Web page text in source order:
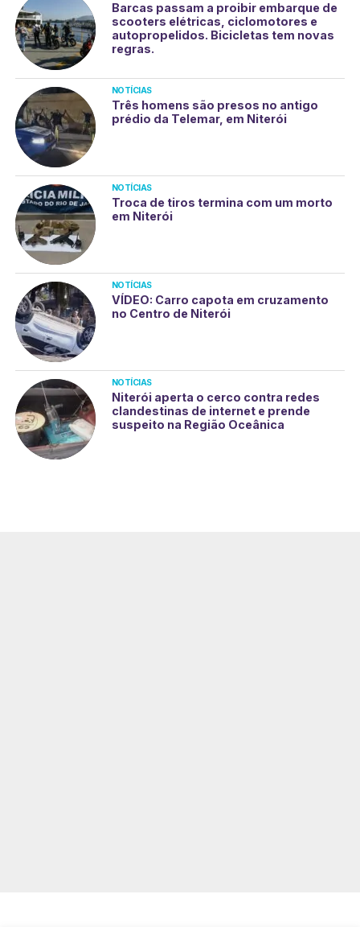
Barcas passam a proibir embarque de
scooters elétricas, ciclomotores e
autopropelidos. Bicicletas tem novas
regras.
NOTÍCIAS
Três homens são presos no antigo
prédio da Telemar, em Niterói
NOTÍCIAS
Troca de tiros termina com um morto
em Niterói
NOTÍCIAS
VÍDEO: Carro capota em cruzamento
no Centro de Niterói
NOTÍCIAS
Niterói aperta o cerco contra redes
clandestinas de internet e prende
suspeito na Região Oceânica